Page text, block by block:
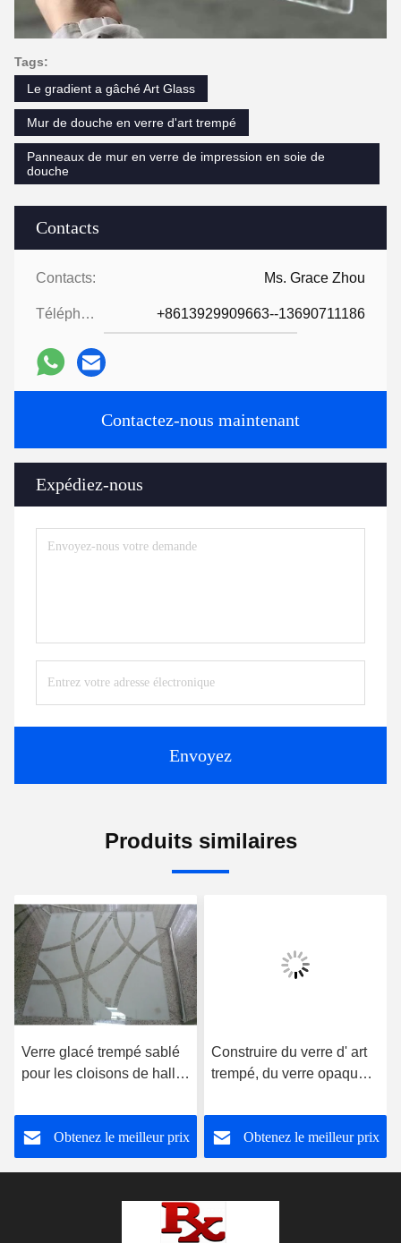
Contacts
Contacts: Ms. Grace Zhou
Téléphone: +8613929909663--13690711186
Contactez-nous maintenant
Expédiez-nous
Envoyez
Tags:
Le gradient a gâché Art Glass
Mur de douche en verre d'art trempé
Panneaux de mur en verre de impression en soie de
douche
Produits similaires
Verre glacé trempé sablé
pour les cloisons de hall
Obtenez le meilleur prix
Construire du verre d' art
trempé, du verre opaque
Obtenez le meilleur prix